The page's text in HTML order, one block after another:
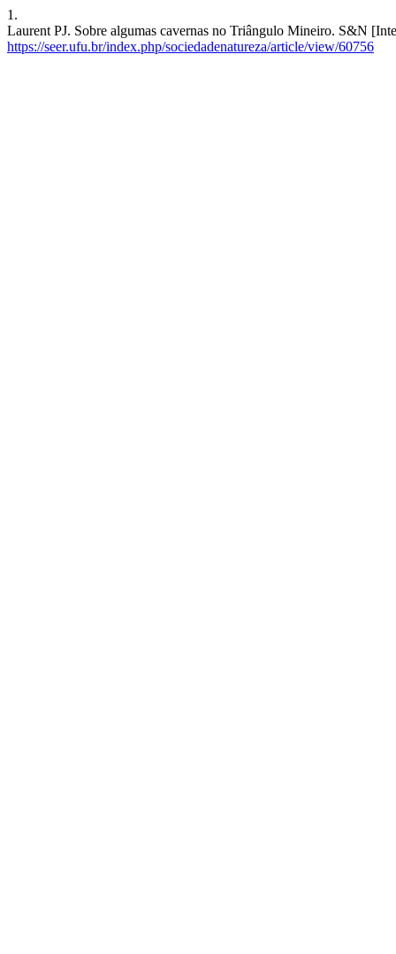
1.
Laurent PJ. Sobre algumas cavernas no Triângulo Mineiro. S&N
https://seer.ufu.br/index.php/sociedadenatureza/article/view/60756